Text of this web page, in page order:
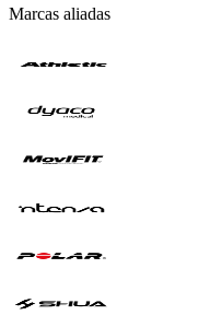
Marcas aliadas